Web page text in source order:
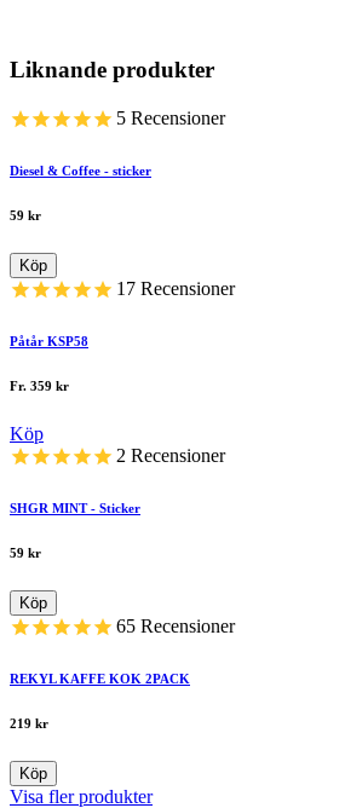
Liknande produkter
5 Recensioner
Diesel & Coffee - sticker
59 kr
Köp
17 Recensioner
Påtår KSP58
Fr. 359 kr
Köp
2 Recensioner
SHGR MINT - Sticker
59 kr
Köp
65 Recensioner
REKYL KAFFE KOK 2PACK
219 kr
Köp
Visa fler produkter